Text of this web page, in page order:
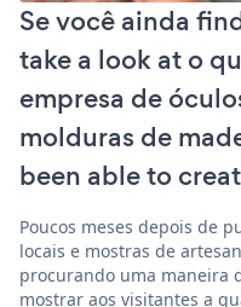
Se você ainda
take a look at o
empresa de
molduras de
been able to
Poucos meses depois de
locais e mostras de
procurando uma maneira
mostrar aos visitantes a